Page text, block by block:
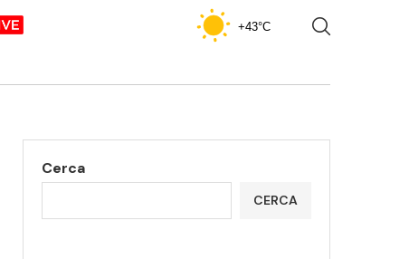
+43°C
Cerca
CERCA